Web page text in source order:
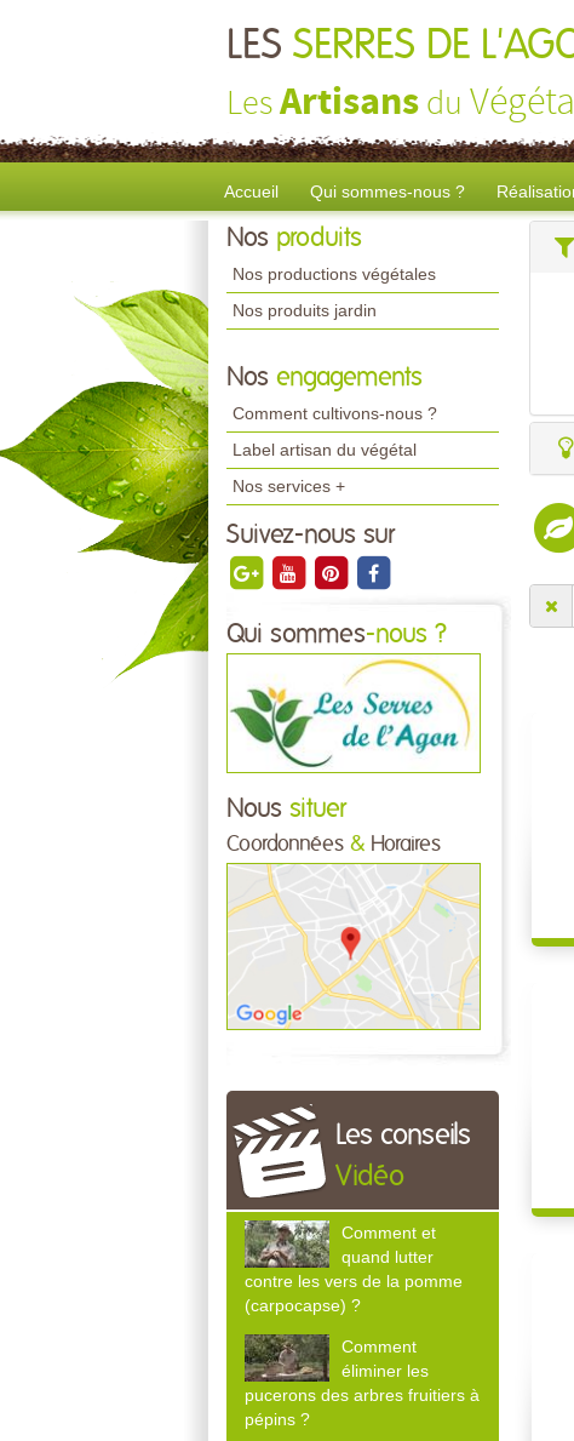
LES SERRES DE
LesArtisans du
Accueil Qui sommes-nous ?
Nos produits
Nos productions végétales
Nos produits jardin
Nos engagements
Comment cultivons-nous ?
Label artisan du végétal
Nos services +
Suivez-nous sur
Qui sommes-nous ?
Nous situer
Coordonnées & Horaires
Les conseils
Vidéo
Comment et
quand lutter
contre les vers de la pomme
(carpocapse) ?
Comment
éliminer les
pucerons des arbres fruitiers à
pépins ?